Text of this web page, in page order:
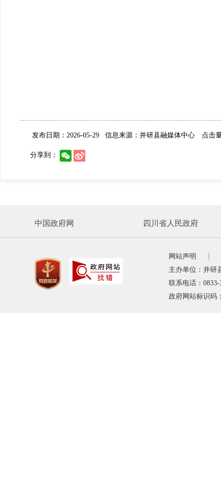
发布日期：2026-05-29 信息来源：井研县融媒体中心 点击
分享到：
中国政府网 四川省人民政府
网站声明
主办单位：井研
联系电话：
政府网站标识码